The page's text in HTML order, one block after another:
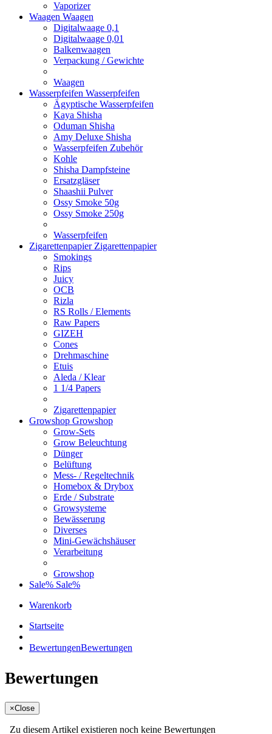
Vaporizer
Waagen Waagen
Digitalwaage 0,1
Digitalwaage 0,01
Balkenwaagen
Verpackung / Gewichte
Waagen
Wasserpfeifen Wasserpfeifen
Ägyptische Wasserpfeifen
Kaya Shisha
Oduman Shisha
Amy Deluxe Shisha
Wasserpfeifen Zubehör
Kohle
Shisha Dampfsteine
Ersatzgläser
Shaashii Pulver
Ossy Smoke 50g
Ossy Smoke 250g
Wasserpfeifen
Zigarettenpapier Zigarettenpapier
Smokings
Rips
Juicy
OCB
Rizla
RS Rolls / Elements
Raw Papers
GIZEH
Cones
Drehmaschine
Etuis
Aleda / Klear
1 1/4 Papers
Zigarettenpapier
Growshop Growshop
Grow-Sets
Grow Beleuchtung
Dünger
Belüftung
Mess- / Regeltechnik
Homebox & Drybox
Erde / Substrate
Growsysteme
Bewässerung
Diverses
Mini-Gewächshäuser
Verarbeitung
Growshop
Sale% Sale%
Warenkorb
Startseite
BewertungenBewertungen
Bewertungen
×Close
Zu diesem Artikel existieren noch keine Bewertungen